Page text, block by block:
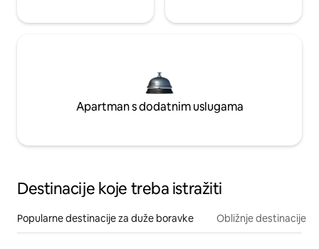
Apartman s dodatnim uslugama
Destinacije koje treba istražiti
Popularne destinacije za duže boravke Obližnje destinacije